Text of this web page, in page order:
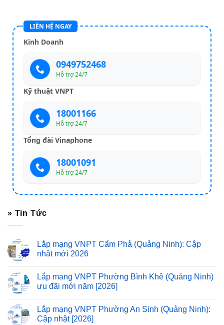
LIÊN HỆ NGAY
Kinh Doanh
0949752468
Hỗ trợ 24/7
Kỹ thuật VNPT
18001166
Hỗ trợ 24/7
Tổng đài Vinaphone
18001091
Hỗ trợ 24/7
» Tin Tức
Lắp mạng VNPT Cẩm Phả (Quảng Ninh): Cập
nhật mới 2026
Lắp mạng VNPT Phường Bình Khê (Quảng Ninh)
ưu đãi mới năm [2026]
Lắp mạng VNPT Phường An Sinh (Quảng Ninh):
Cập nhật [2026]